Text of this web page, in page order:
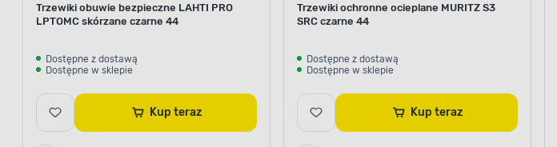
Trzewiki obuwie bezpieczne LAHTI PRO
LPTOMC skórzane czarne 44
Dostępne z dostawą
Dostępne w sklepie
Kup teraz
Trzewiki ochronne ocieplane MURITZ S3
SRC czarne 44
Dostępne z dostawą
Dostępne w sklepie
Kup teraz